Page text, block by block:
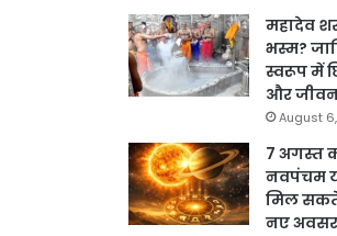
महादेव
भस्म?
स्वरूप में
और जीवन
August
7 अगस्त
नवपंचम
मिल
नए अवसर